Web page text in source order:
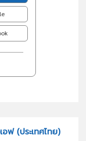
ฟ (ประเทศไทย)